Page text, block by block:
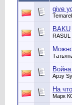
give
BAKU
RASUL
Арзу
На
Марк